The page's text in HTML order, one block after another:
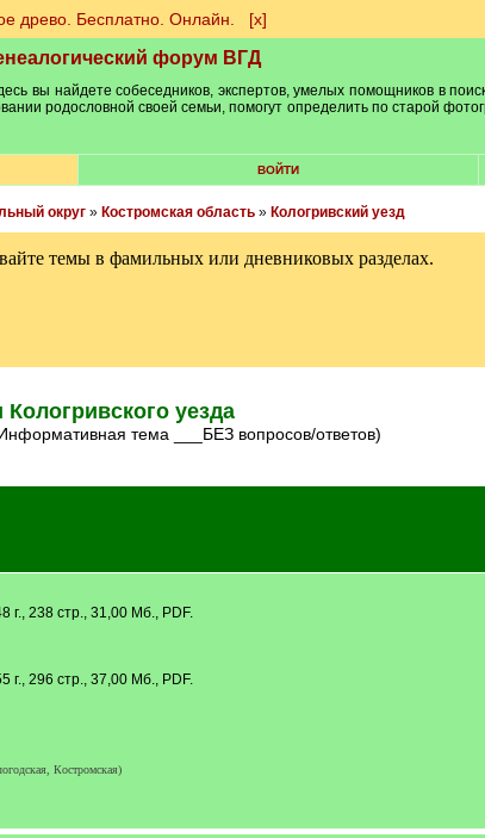
древо. Бесплатно. Онлайн. [х]
форум ВГД
вы найдете собеседников, экспертов, умелых помощников в
родословной своей семьи, помогут определить по старой
ВОЙТИ
округ» Костромская область» Кологривский уезд
темы в фамильных или дневниковых разделах.
уезда
тема ___БЕЗ вопросов/ответов)
г., 238 стр., 31,00 Мб., PDF.
г., 296 стр., 37,00 Мб., PDF.
Костромская)